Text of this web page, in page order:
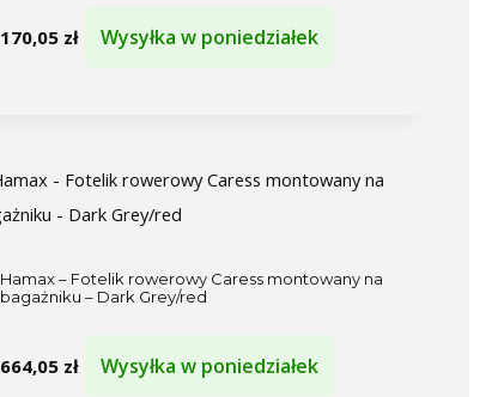
170,05 zł Wysyłka w poniedziałek
Hamax – Fotelik rowerowy Caress montowany na
bagażniku – Dark Grey/red
664,05 zł Wysyłka w poniedziałek